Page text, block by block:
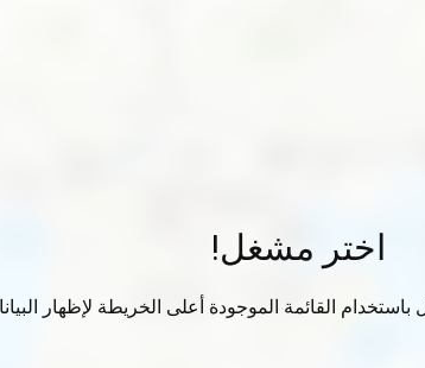
اختر مشغل!
القائمة الموجودة أعلى الخريطة لإظهار